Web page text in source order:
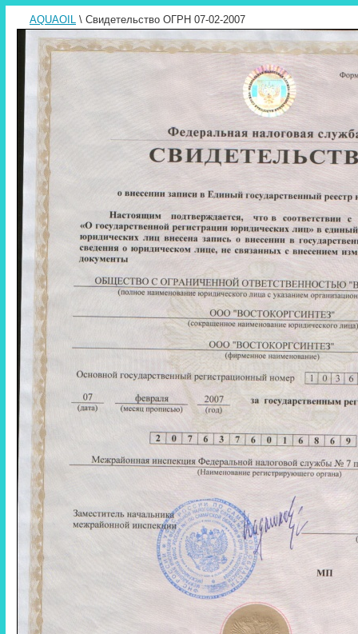
AQUAOIL \ Свидетельство ОГРН 07-02-2007